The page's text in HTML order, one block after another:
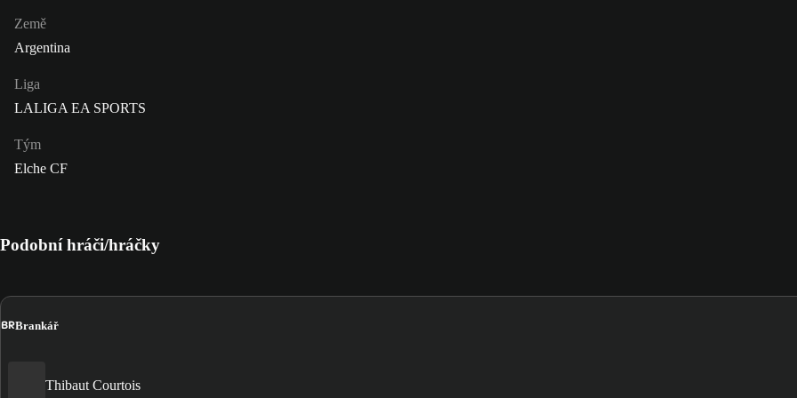
Země
Argentina
Liga
LALIGA EA SPORTS
Tým
Elche CF
Podobní hráči/hráčky
BRBrankář
Thibaut Courtois